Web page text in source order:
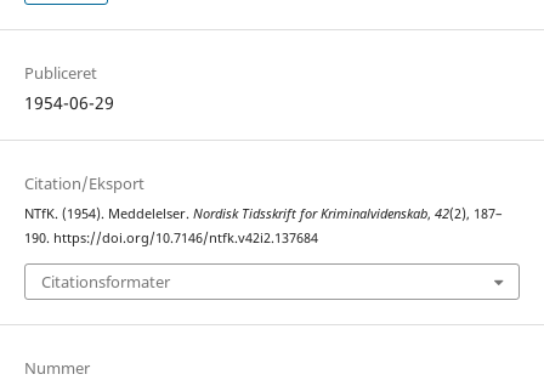
Publiceret
1954-06-29
Citation/Eksport
NTfK. (1954). Meddelelser. Nordisk Tidsskrift for Kriminalvidenskab, 42(2), 187–
190. https://doi.org/10.7146/ntfk.v42i2.137684
Citationsformater
Nummer